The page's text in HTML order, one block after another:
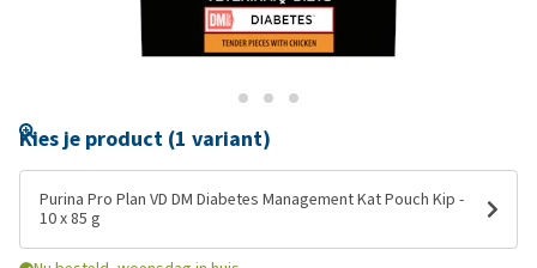
Kies je product (1 variant)
Purina Pro Plan VD DM Diabetes Management Kat Pouch Kip -
10 x 85 g